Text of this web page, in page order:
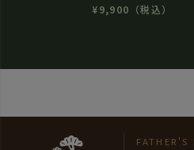
¥9,900（税込）